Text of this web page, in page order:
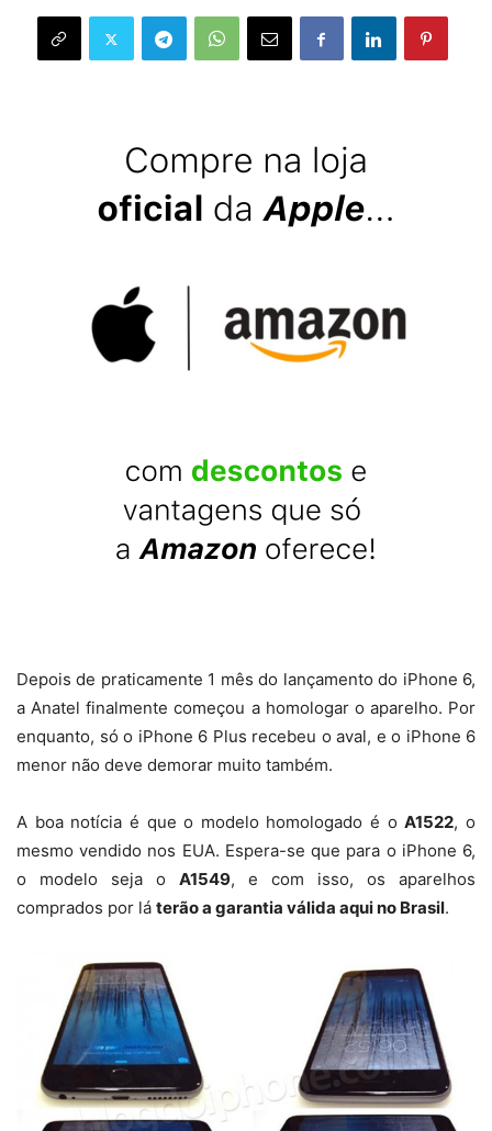
Depois de praticamente 1 mês do lançamento do iPhone 6,
a Anatel finalmente começou a homologar o aparelho. Por
enquanto, só o iPhone 6 Plus recebeu o aval, e o iPhone 6
menor não deve demorar muito também.
A boa notícia é que o modelo homologado é oA1522, o
mesmo vendido nos EUA. Espera-se que para o iPhone 6,
o modelo seja o A1549, e com isso, os aparelhos
comprados por lá terão a garantia válida aqui no Brasil.